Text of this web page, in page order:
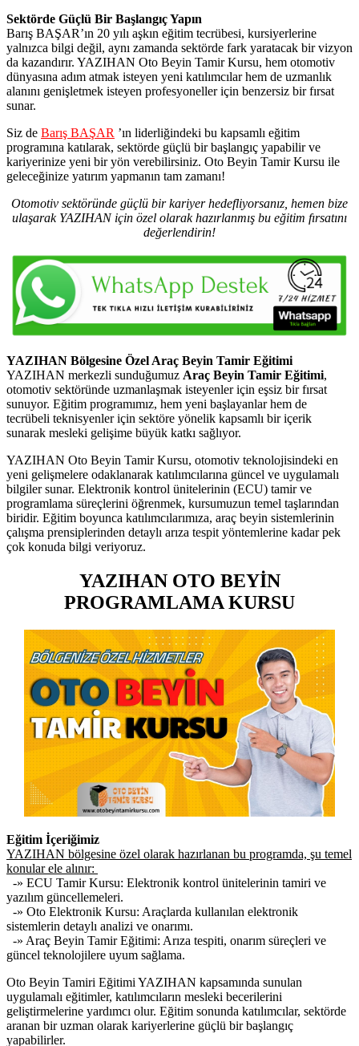
Sektörde Güçlü Bir Başlangıç Yapın
Barış BAŞAR’ın 20 yılı aşkın eğitim tecrübesi, kursiyerlerine
yalnızca bilgi değil, aynı zamanda sektörde fark yaratacak bir vizyon
da kazandırır. YAZIHAN Oto Beyin Tamir Kursu, hem otomotiv
dünyasına adım atmak isteyen yeni katılımcılar hem de uzmanlık
alanını genişletmek isteyen profesyoneller için benzersiz bir fırsat
sunar.
Siz de Barış BAŞAR ’ın liderliğindeki bu kapsamlı eğitim
programına katılarak, sektörde güçlü bir başlangıç yapabilir ve
kariyerinize yeni bir yön verebilirsiniz. Oto Beyin Tamir Kursu ile
geleceğinize yatırım yapmanın tam zamanı!
Otomotiv sektöründe güçlü bir kariyer hedefliyorsanız, hemen bize
ulaşarak YAZIHAN için özel olarak hazırlanmış bu eğitim fırsatını
değerlendirin!
YAZIHAN Bölgesine Özel Araç Beyin Tamir Eğitimi
YAZIHAN merkezli sunduğumuz Araç Beyin Tamir Eğitimi,
otomotiv sektöründe uzmanlaşmak isteyenler için eşsiz bir fırsat
sunuyor. Eğitim programımız, hem yeni başlayanlar hem de
tecrübeli teknisyenler için sektöre yönelik kapsamlı bir içerik
sunarak mesleki gelişime büyük katkı sağlıyor.
YAZIHAN Oto Beyin Tamir Kursu, otomotiv teknolojisindeki en
yeni gelişmelere odaklanarak katılımcılarına güncel ve uygulamalı
bilgiler sunar. Elektronik kontrol ünitelerinin (ECU) tamir ve
programlama süreçlerini öğrenmek, kursumuzun temel taşlarından
biridir. Eğitim boyunca katılımcılarımıza, araç beyin sistemlerinin
çalışma prensiplerinden detaylı arıza tespit yöntemlerine kadar pek
çok konuda bilgi veriyoruz.
YAZIHAN OTO BEYİN
PROGRAMLAMA KURSU
Eğitim İçeriğimiz
YAZIHAN bölgesine özel olarak hazırlanan bu programda, şu temel
konular ele alınır:
-» ECU Tamir Kursu: Elektronik kontrol ünitelerinin tamiri ve
yazılım güncellemeleri.
-» Oto Elektronik Kursu: Araçlarda kullanılan elektronik
sistemlerin detaylı analizi ve onarımı.
-» Araç Beyin Tamir Eğitimi: Arıza tespiti, onarım süreçleri ve
güncel teknolojilere uyum sağlama.
Oto Beyin Tamiri Eğitimi YAZIHAN kapsamında sunulan
uygulamalı eğitimler, katılımcıların mesleki becerilerini
geliştirmelerine yardımcı olur. Eğitim sonunda katılımcılar, sektörde
aranan bir uzman olarak kariyerlerine güçlü bir başlangıç
yapabilirler.